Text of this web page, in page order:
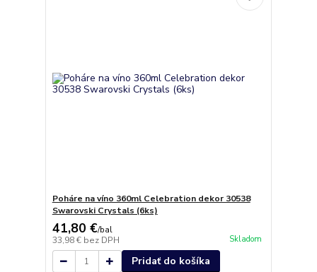
Poháre na víno 360ml Celebration dekor 30538
Swarovski Crystals (6ks)
41,80 €/bal
33,98 € bez DPH Skladom
Pridať do košíka